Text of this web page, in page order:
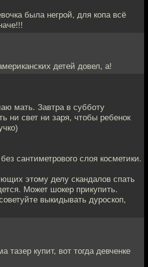
была негрой, для копа всё
детей довел, а!
мать. Завтра в субботу
ни свет ни заря, чтобы ребенок
сантиметрового слоя косметики.
этому делу скандалов спать
Может шокер прикупить.
выкидывать дуроскоп,
купит, вот тогда девченке